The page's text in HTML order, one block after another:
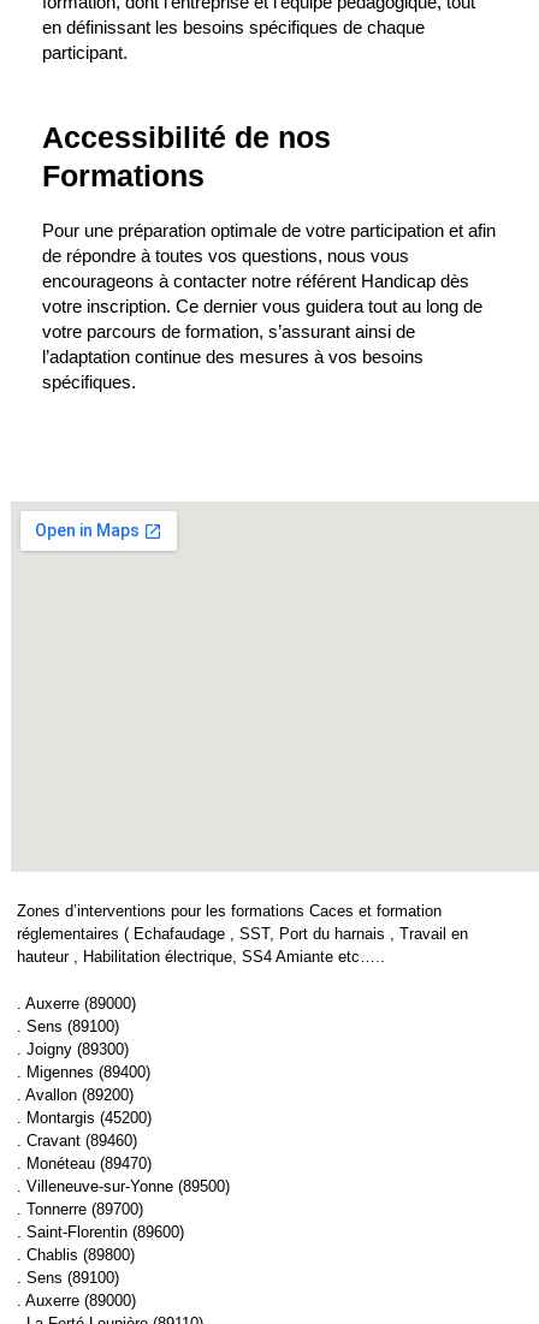
en définissant les besoins spécifiques de chaque
participant.
Accessibilité de nos
Formations
Pour une préparation optimale de votre participation et afin
de répondre à toutes vos questions, nous vous
encourageons à contacter notre référent Handicap dès
votre inscription. Ce dernier vous guidera tout au long de
votre parcours de formation, s’assurant ainsi de
l’adaptation continue des mesures à vos besoins
spécifiques.
Zones d’interventions pour les formations Caces et formation
réglementaires ( Echafaudage , SST, Port du harnais , Travail en
hauteur , Habilitation électrique, SS4 Amiante etc…..
. Auxerre (89000)
. Sens (89100)
. Joigny (89300)
. Migennes (89400)
. Avallon (89200)
. Montargis (45200)
. Cravant (89460)
. Monéteau (89470)
. Villeneuve-sur-Yonne (89500)
. Tonnerre (89700)
. Saint-Florentin (89600)
. Chablis (89800)
. Sens (89100)
. Auxerre (89000)